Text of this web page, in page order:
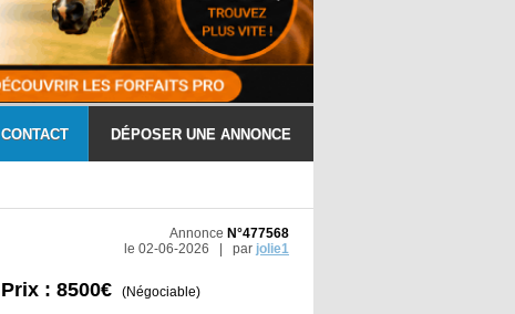
CONTACT DÉPOSER UNE ANNONCE
Annonce N°477568
le 02-06-2026 | par jolie1
Prix : 8500€ (Négociable)